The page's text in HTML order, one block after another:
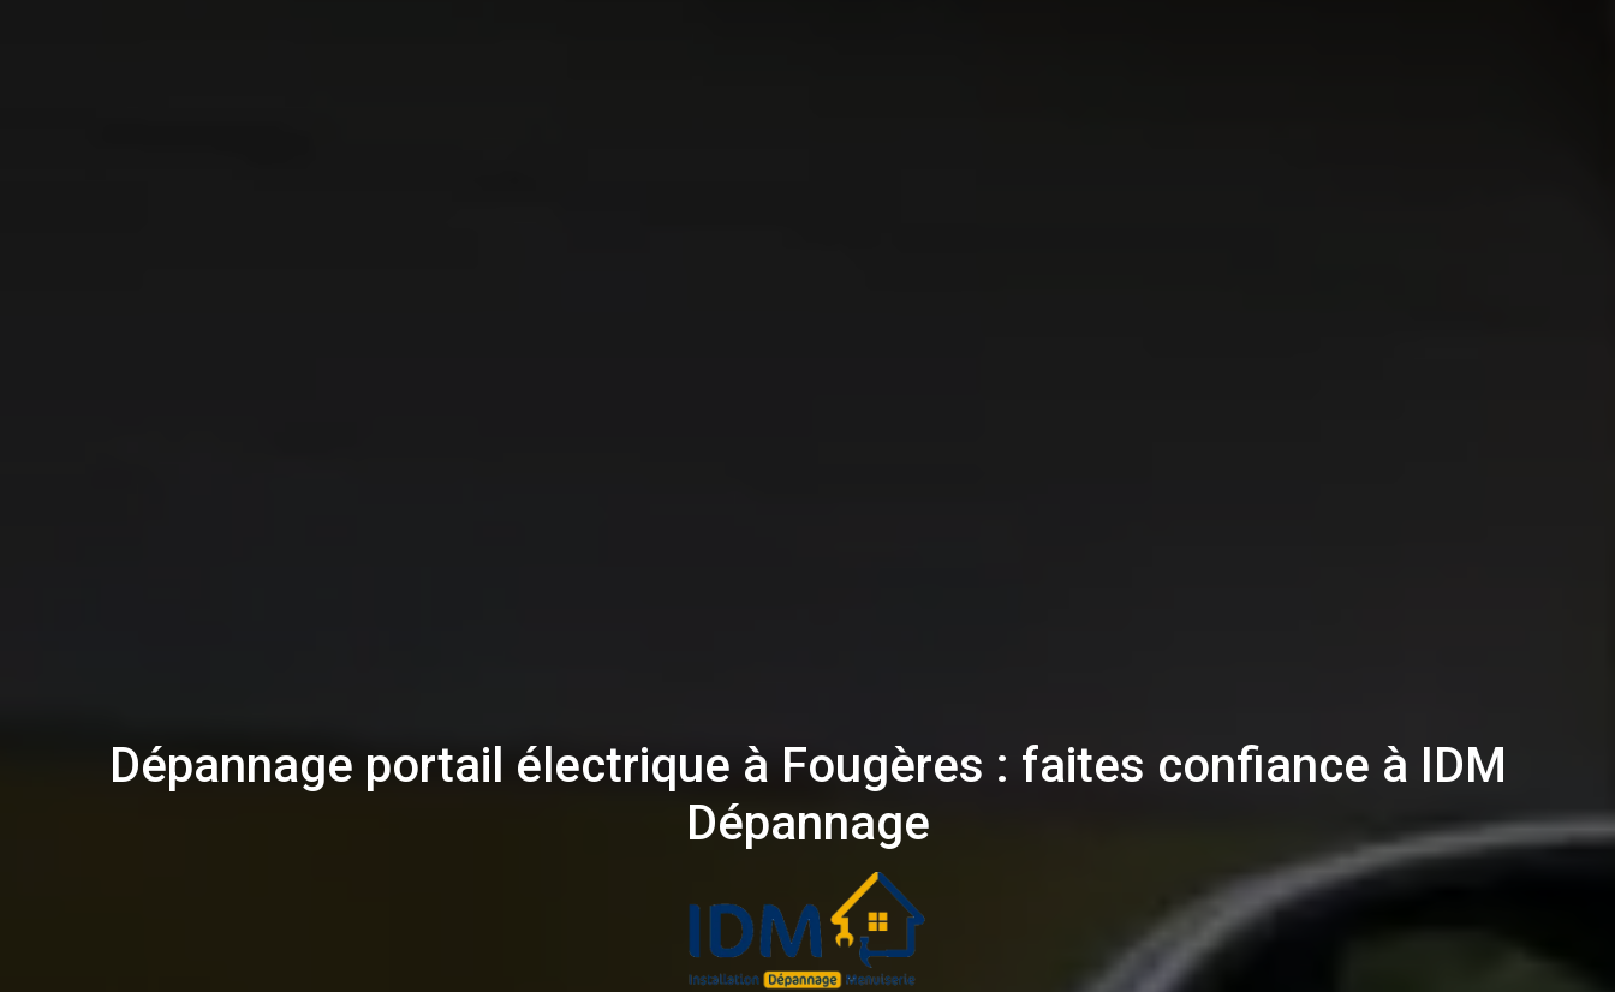
Dépannage portail électrique à Fougères : faites confiance à IDM
Dépannage